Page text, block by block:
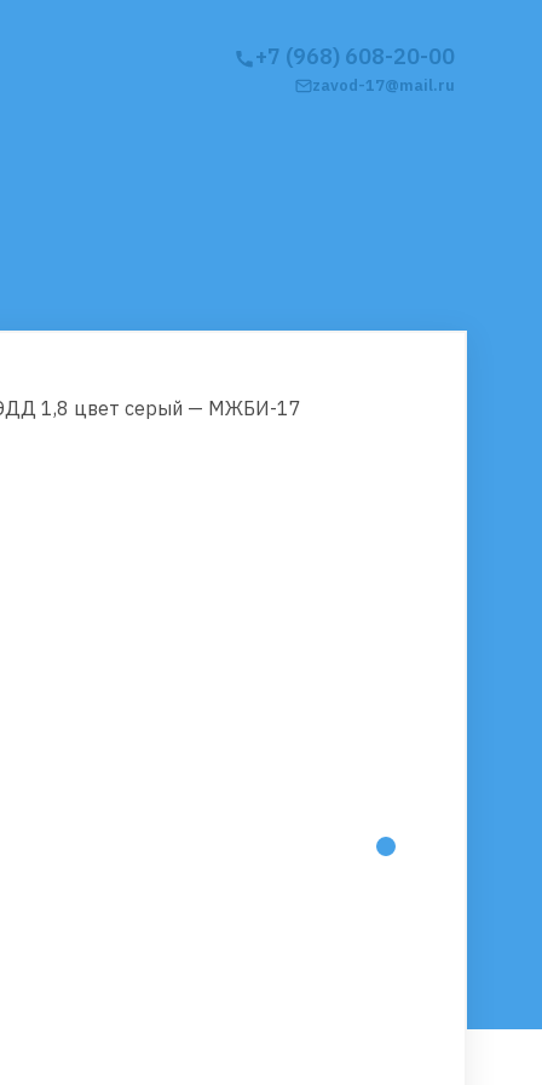
+7 (968) 608-20-00
zavod-17@mail.ru